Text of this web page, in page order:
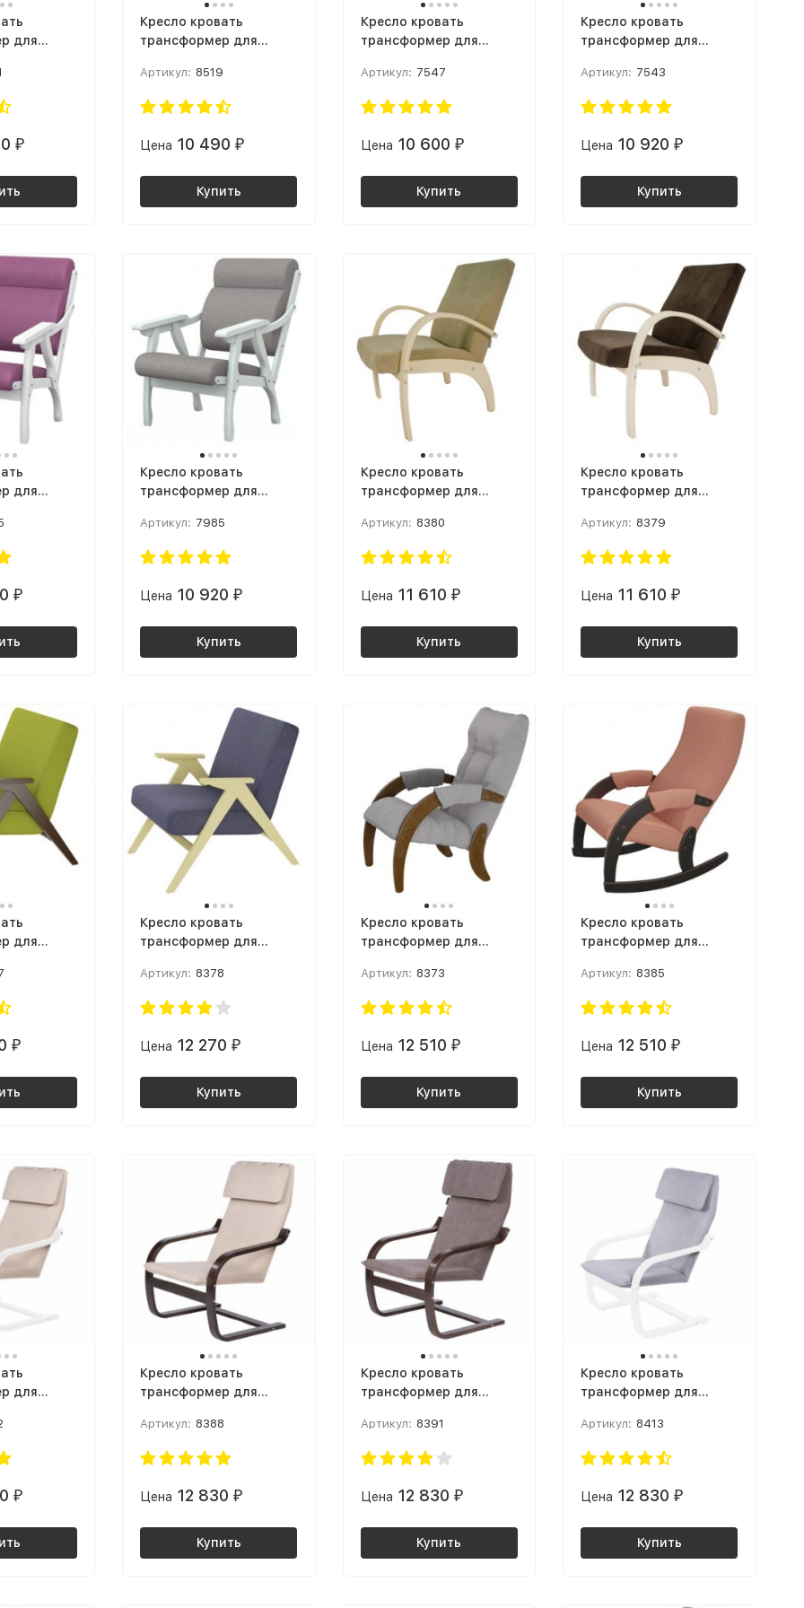
для
G
Verona
₽
Кресло кровать
трансформер для
квартиры Кресло-
качалка Смарт G
Силуэт Ткань: Лунар
Артикул: 8519
Цена 10 490 ₽
Купить
Кресло кровать
трансформер для
квартиры экокожа:
крем / массив орех
Артикул: 7547
Цена 10 600 ₽
Купить
Кресло кровать
трансформер для
квартиры Кресло Вега
10 Ткань: Бирюза / Орех
Артикул: 7543
Цена 10 920 ₽
Купить
для
Вега
/
₽
Кресло кровать
трансформер для
квартиры Кресло Вега
10 Ткань: Серый / Снег
Артикул: 7985
Цена 10 920 ₽
Купить
Кресло кровать
трансформер для
квартиры Кресло
Денди Ткань: Ультра
санд / Дуб шампань
Артикул: 8380
Цена 11 610 ₽
Купить
Кресло кровать
трансформер для
квартиры Кресло
Денди Ткань: Ультра
шоколад / Дуб
Артикул: 8379
Цена 11 610 ₽
Купить
для
Вест
652 / Орех
₽
Кресло кровать
трансформер для
квартиры Кресло Вест
Ткань: Верона дэним
блу / Дуб шампань
Артикул: 8378
Цена 12 270 ₽
Купить
Кресло кровать
трансформер для
квартиры Кресло для
отдыха Модель 61
Ткань: Ультра смок /
Артикул: 8373
Цена 12 510 ₽
Купить
Кресло кровать
трансформер для
квартиры Кресло-
качалка Модель 67М
Ткань: Руна коралл /
Артикул: 8385
Цена 12 510 ₽
Купить
для
Твист
₽
Кресло кровать
трансформер для
квартиры Кресло
Малави Ткань: Твист
02 / Орех
Артикул: 8388
Цена 12 830 ₽
Купить
Кресло кровать
трансформер для
квартиры Кресло
Малави Ткань: Твист
05 / Орех
Артикул: 8391
Цена 12 830 ₽
Купить
Кресло кровать
трансформер для
квартиры Кресло
Малави Ткань: Твист 16
/ Береза белая
Артикул: 8413
Цена 12 830 ₽
Купить